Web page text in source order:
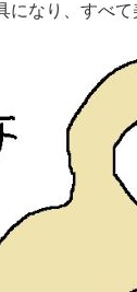
になり、すべて